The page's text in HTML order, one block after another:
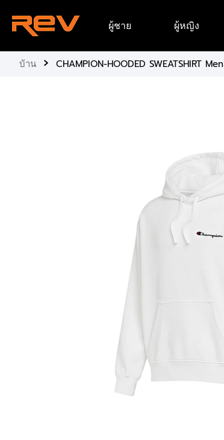
ข้าม
ไป
เนื้อหา
ผู้ชาย ผู้หญิง
บ้าน › CHAMPION-HOODED SWEATSHIRT Men